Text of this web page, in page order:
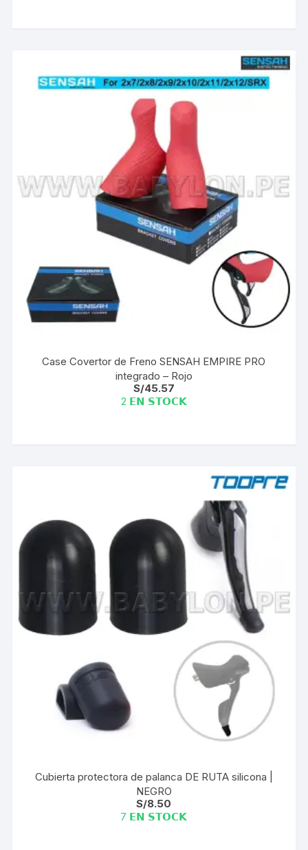
Case Covertor de Freno SENSAH EMPIRE PRO
integrado – Rojo
S/45.57
2 𝗘𝗡 𝗦𝗧𝗢𝗖𝗞
Cubierta protectora de palanca DE RUTA silicona |
NEGRO
S/8.50
7 𝗘𝗡 𝗦𝗧𝗢𝗖𝗞